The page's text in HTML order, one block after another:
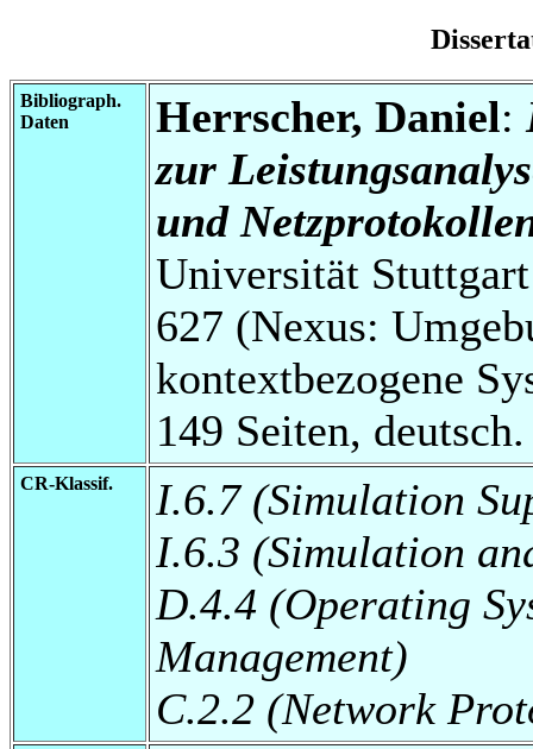
Bibliograph.
Daten
Herrscher, Daniel:
zur
und
Universität
627 (Nexus:
kontextbezogene
149 Seiten, deutsch.
CR-Klassif.
I.6.7 (Simulation
I.6.3 (Simulation
D.4.4 (Operating
Management)
C.2.2 (Network